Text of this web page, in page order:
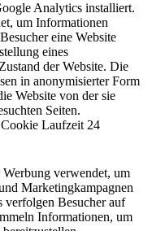
Analytics installiert.
um Informationen
eine Website
eines
der Website. Die
in anonymisierter Form
Website von der sie
Seiten.
Cookie Laufzeit 24
verwendet, um
Marketingkampagnen
verfolgen Besucher auf
Informationen, um